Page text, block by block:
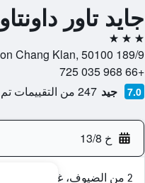
جايد تاور
3 نجوم
189/9 Chang Klan Road, Tambon Chang Klan, 50100, شيانج ماي, محافظة شيانغ ماي, تايلاند
+66 968 035 725
7.0 جيد 247 من التقييمات تم التحقق منها
خ 13/8
2 من الضيوف، غرفة واحدة